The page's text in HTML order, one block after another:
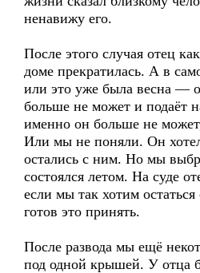
ненавижу его.
После этого случая отец
доме прекратилась. А в
или это уже была весна —
больше не может и подаёт
именно он больше не
Или мы не поняли. Он
остались с ним. Но мы
состоялся летом. На суде
если мы так хотим
готов это принять.
После развода мы ещё
под одной крышей. У отца